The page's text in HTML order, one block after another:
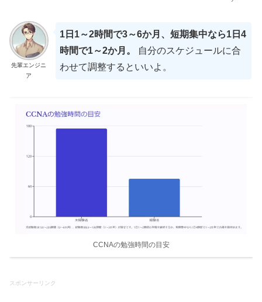
先輩エンジニ
ア
1日1～2時間で3～6か月、短期集中なら1日4
時間で1～2か月。
自分のスケジュールに合
わせて調整するといいよ。
CCNAの勉強時間の目安
スポンサーリンク